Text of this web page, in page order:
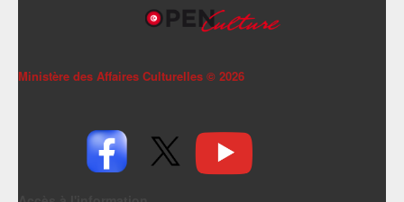
Ministère des Affaires Culturelles © 2026